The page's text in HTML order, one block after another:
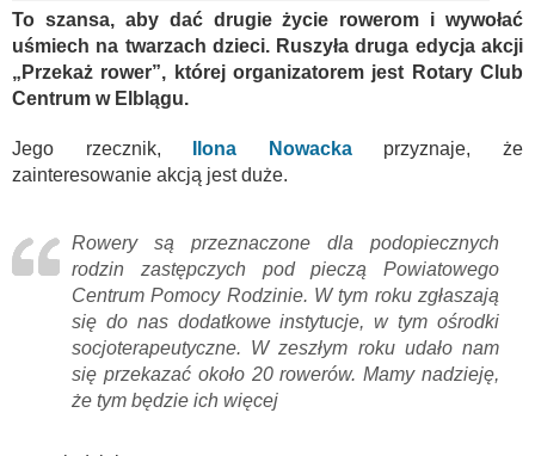
To szansa, aby dać drugie życie rowerom i wywołać
uśmiech na twarzach dzieci. Ruszyła druga edycja akcji
„Przekaż rower”, której organizatorem jest Rotary Club
Centrum w Elblągu.
Jego rzecznik, Ilona Nowackaprzyznaje, że
zainteresowanie akcją jest duże.
Rowery są przeznaczone dla podopiecznych
rodzin zastępczych pod pieczą Powiatowego
Centrum Pomocy Rodzinie. W tym roku zgłaszają
się do nas dodatkowe instytucje, w tym ośrodki
socjoterapeutyczne. W zeszłym roku udało nam
się przekazać około 20 rowerów. Mamy nadzieję,
że tym będzie ich więcej